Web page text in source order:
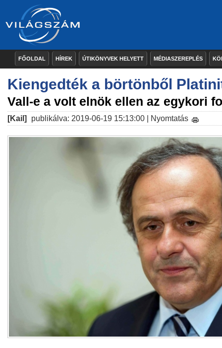
FŐOLDAL HÍREK ÚTIKÖNYVEK HELYETT MÉDIASZEREPLÉS
Kiengedték a börtönből
Vall-e a volt elnök ellen az egykori
[Kail] publikálva: 2019-06-19 15:13:00 | Nyomtatás